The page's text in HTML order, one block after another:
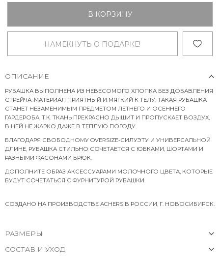
В КОРЗИНУ
НАМЕКНУТЬ О ПОДАРКЕ!
ОПИСАНИЕ
РУБАШКА ВЫПОЛНЕНА ИЗ НЕВЕСОМОГО ХЛОПКА БЕЗ ДОБАВЛЕНИЯ
СТРЕЙЧА. МАТЕРИАЛ ПРИЯТНЫЙ И МЯГКИЙ К ТЕЛУ. ТАКАЯ РУБАШКА
СТАНЕТ НЕЗАМЕНИМЫМ ПРЕДМЕТОМ ЛЕТНЕГО И ОСЕННЕГО
ГАРДЕРОБА, Т.К. ТКАНЬ ПРЕКРАСНО ДЫШИТ И ПРОПУСКАЕТ ВОЗДУХ,
В НЕЙ НЕ ЖАРКО ДАЖЕ В ТЕПЛУЮ ПОГОДУ.
БЛАГОДАРЯ СВОБОДНОМУ OVERSIZE-СИЛУЭТУ И УНИВЕРСАЛЬНОЙ
ДЛИНЕ, РУБАШКА СТИЛЬНО СОЧЕТАЕТСЯ С ЮБКАМИ, ШОРТАМИ И
РАЗНЫМИ ФАСОНАМИ БРЮК.
ДОПОЛНИТЕ ОБРАЗ АКСЕССУАРАМИ МОЛОЧНОГО ЦВЕТА, КОТОРЫЕ
БУДУТ СОЧЕТАТЬСЯ С ФУРНИТУРОЙ РУБАШКИ.
СОЗДАНО НА ПРОИЗВОДСТВЕ ACHERS В РОССИИ, Г. НОВОСИБИРСК.
РАЗМЕРЫ
СОСТАВ И УХОД